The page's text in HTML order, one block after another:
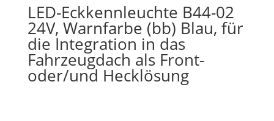
LED-Eckkennleuchte B44-02
24V, Warnfarbe (bb) Blau, für
die Integration in das
Fahrzeugdach als Front-
oder/und Hecklösung